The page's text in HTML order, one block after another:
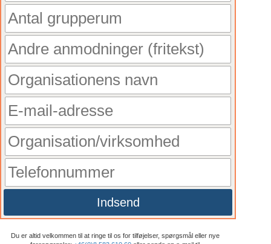
Indsend
Du er altid velkommen til at ringe til os for tilføjelser, spørgsmål eller nye